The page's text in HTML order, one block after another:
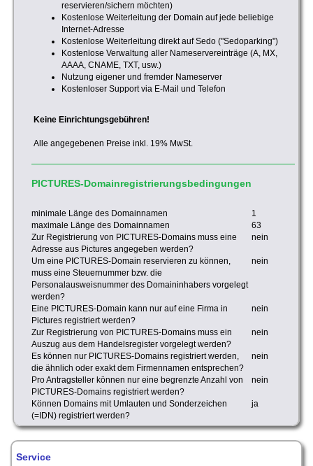
reservieren/sichern möchten)
Kostenlose Weiterleitung der Domain auf jede beliebige
Internet-Adresse
Kostenlose Weiterleitung direkt auf Sedo ("Sedoparking")
Kostenlose Verwaltung aller Nameservereinträge (A, MX,
AAAA, CNAME, TXT, usw.)
Nutzung eigener und fremder Nameserver
Kostenloser Support via E-Mail und Telefon
Keine Einrichtungsgebühren!
Alle angegebenen Preise inkl. 19% MwSt.
PICTURES-Domainregistrierungsbedingungen
minimale Länge des Domainnamen
1
maximale Länge des Domainnamen
63
Zur Registrierung von PICTURES-Domains muss eine
Adresse aus Pictures angegeben werden?
nein
Um eine PICTURES-Domain reservieren zu können,
muss eine Steuernummer bzw. die
Personalausweisnummer des Domaininhabers vorgelegt
werden?
nein
Eine PICTURES-Domain kann nur auf eine Firma in
Pictures registriert werden?
nein
Zur Registrierung von PICTURES-Domains muss ein
Auszug aus dem Handelsregister vorgelegt werden?
nein
Es können nur PICTURES-Domains registriert werden,
die ähnlich oder exakt dem Firmennamen entsprechen?
nein
Pro Antragsteller können nur eine begrenzte Anzahl von
PICTURES-Domains registriert werden?
nein
Können Domains mit Umlauten und Sonderzeichen
(=IDN) registriert werden?
ja
Service